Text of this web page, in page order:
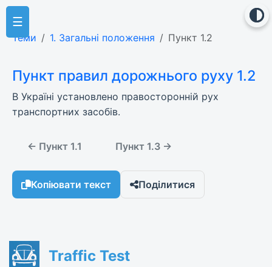
☰
Теми 1. Загальні положення Пункт 1.2
Пункт правил дорожнього руху 1.2
В Україні установлено правосторонній рух
транспортних засобів.
← Пункт 1.1 Пункт 1.3 →
Копіювати текст Поділитися
Traffic Test